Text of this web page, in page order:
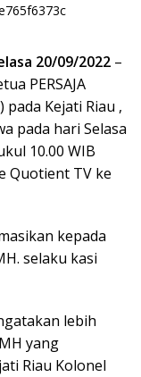
20/09/2022 –
PERSAJA
Kejati Riau ,
pada hari Selasa
10.00 WIB
Quotient TV ke
kepada
selaku kasi
lebih
yang
Riau Kolonel